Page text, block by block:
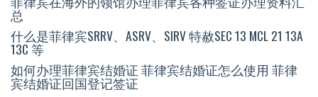
总
什么是菲律宾SRRV、ASRV、SIRV 特赦SEC 13 MCL 21 13A
13C 等
如何办理菲律宾结婚证 菲律宾结婚证怎么使用 菲律
宾结婚证回国登记签证